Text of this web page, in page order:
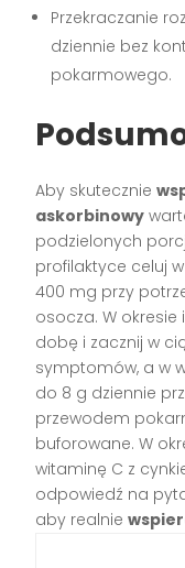
Przekraczanie
dziennie bez
pokarmowego.
Aby skutecznie
askorbinowy
podzielonych
profilaktyce celuj
400 mg przy
osocza. W okresie
dobę i zacznij w
symptomów, a w
do 8 g dziennie
przewodem
buforowane. W
witaminę C z
odpowiedź na
aby realnie